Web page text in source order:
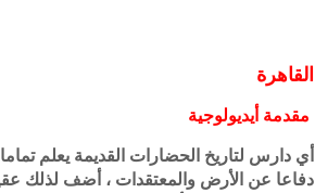
القاهرة
مقدمة أيديولوجية
أي دارس لتاريخ الحضارات القديمة يعلم
دفاعا عن الأرض والمعتقدات ، أضف لذلك